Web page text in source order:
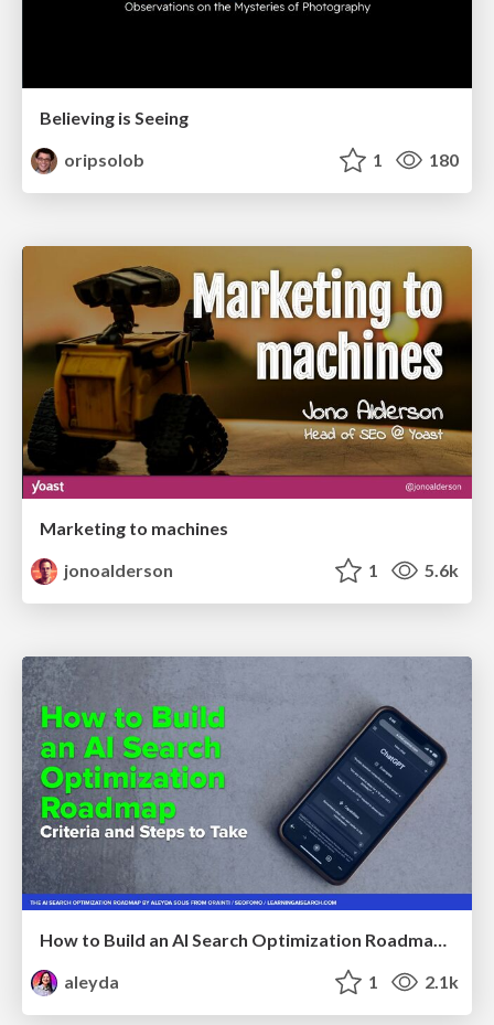
Believing is Seeing
oripsolob
1 180
Marketing to machines
jonoalderson
1 5.6k
How to Build an AI Search Optimization Roadmap - Criteria and Steps to Take #SEOIRL
aleyda
1 2.1k